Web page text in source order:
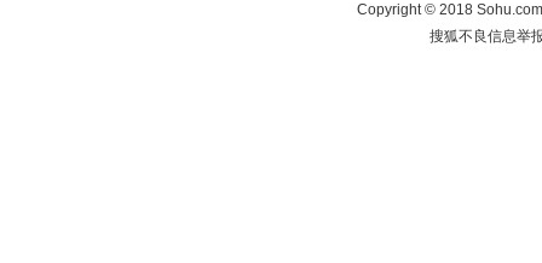
Copyright©2018
搜狐不良信息举